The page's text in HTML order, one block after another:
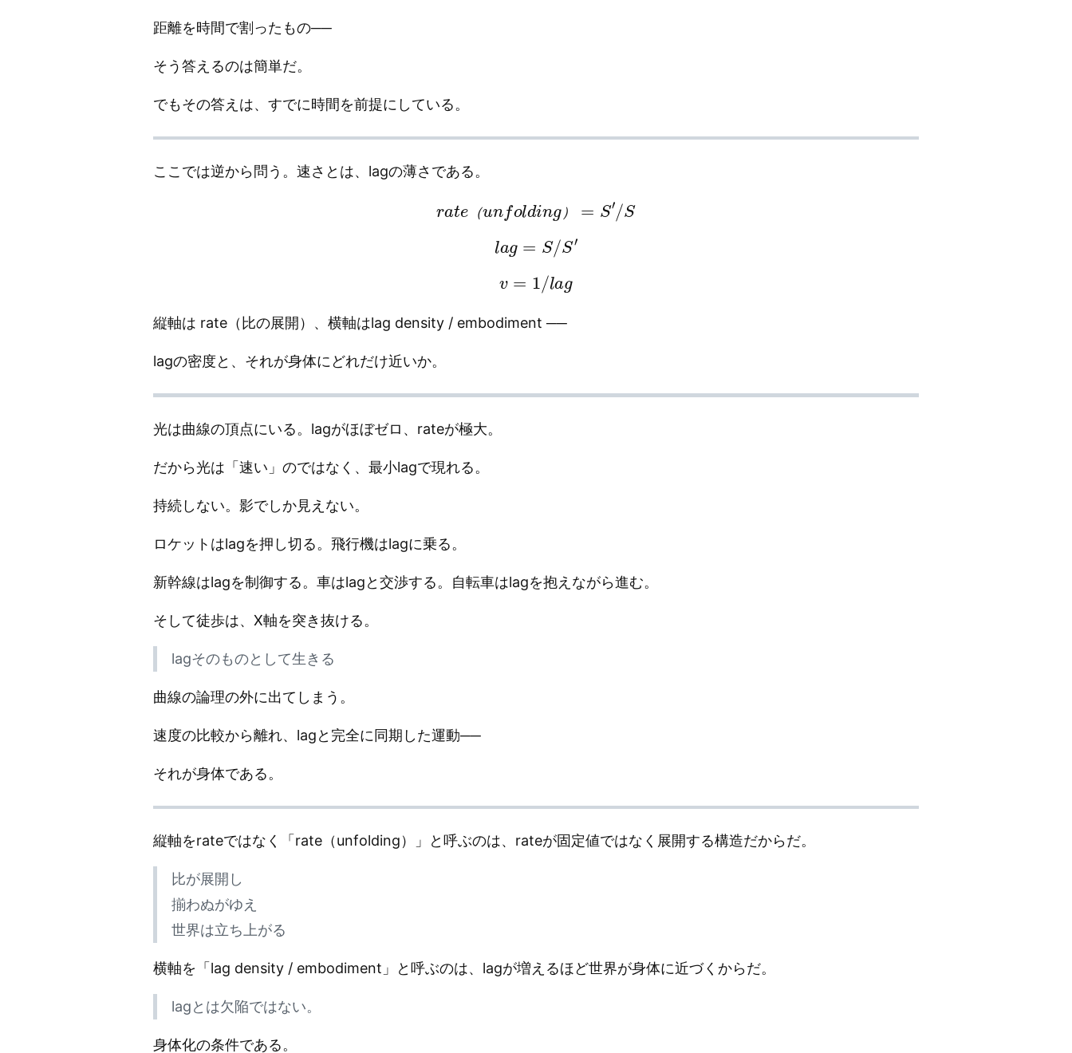
距離を時間で割ったもの──
そう答えるのは簡単だ。
でもその答えは、すでに時間を前提にしている。
ここでは逆から問う。速さとは、lagの薄さである。
）
at （ nf o d g S′/S
S/S′
v
1/ ag
縦軸は rate（比の展開）、横軸はlag density / embodiment ──
lagの密度と、それが身体にどれだけ近いか。
光は曲線の頂点にいる。lagがほぼゼロ、rateが極大。
だから光は「速い」のではなく、最小lagで現れる。
持続しない。影でしか見えない。
ロケットはlagを押し切る。飛行機はlagに乗る。
新幹線はlagを制御する。車はlagと交渉する。自転車はlagを抱えながら進む。
そして徒歩は、X軸を突き抜ける。
lagそのものとして生きる
曲線の論理の外に出てしまう。
速度の比較から離れ、lagと完全に同期した運動──
それが身体である。
縦軸をrateではなく「rate（unfolding）」と呼ぶのは、rateが固定値ではなく展開する構造だからだ。
比が展開し
揃わぬがゆえ
世界は立ち上がる
横軸を「lag density / embodiment」と呼ぶのは、lagが増えるほど世界が身体に近づくからだ。
lagとは欠陥ではない。
身体化の条件である。